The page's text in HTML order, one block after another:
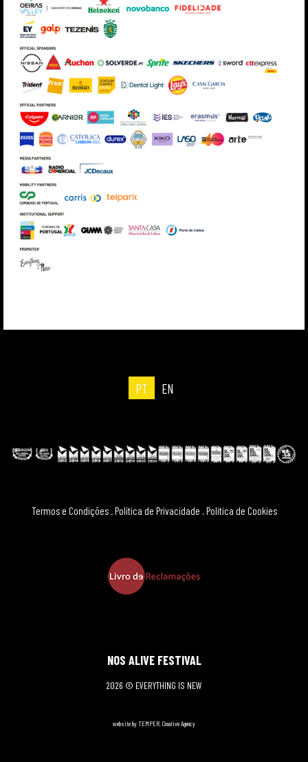
PT EN
Termos e Condições .Política de Privacidade .Política de Cookies
NOS ALIVE FESTIVAL
2026 © EVERYTHING IS NEW
website by TEMPER. Creative Agency